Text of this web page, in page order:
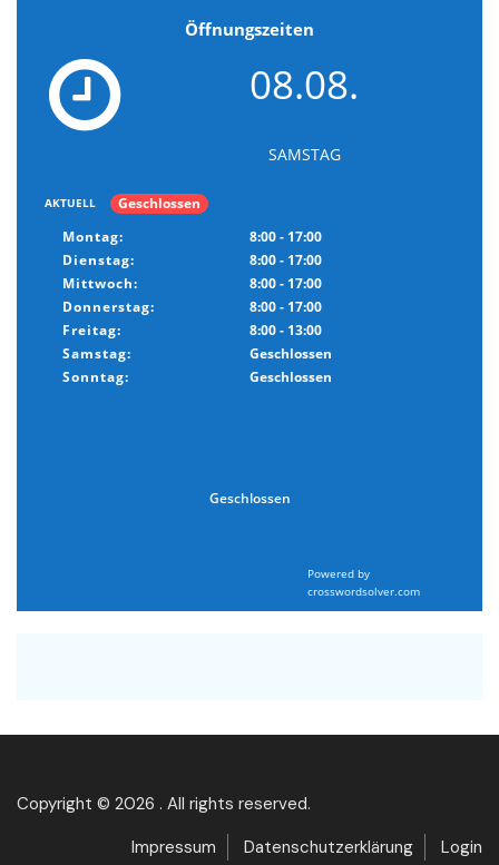
Öffnungszeiten
08.08.
SAMSTAG
AKTUELL
Geschlossen
Montag:
8:00 - 17:00
Dienstag:
8:00 - 17:00
Mittwoch:
8:00 - 17:00
Donnerstag:
8:00 - 17:00
Freitag:
8:00 - 13:00
Samstag:
Geschlossen
Sonntag:
Geschlossen
Geschlossen
Powered by
crosswordsolver.com
Copyright © 2026 . All rights reserved.
Impressum
Datenschutzerklärung Login